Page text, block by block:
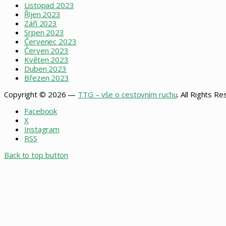
Listopad 2023
Říjen 2023
Září 2023
Srpen 2023
Červenec 2023
Červen 2023
Květen 2023
Duben 2023
Březen 2023
Copyright © 2026 — TTG – vše o cestovním ruchu. All Rights
Facebook
X
Instagram
RSS
Back to top button